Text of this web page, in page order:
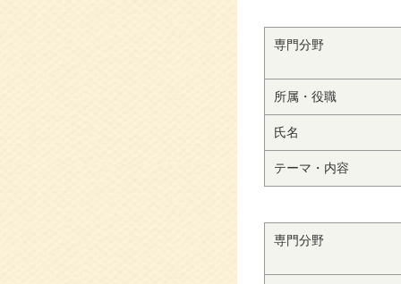
専門分野
所属・役職
氏名
テーマ・内容
専門分野